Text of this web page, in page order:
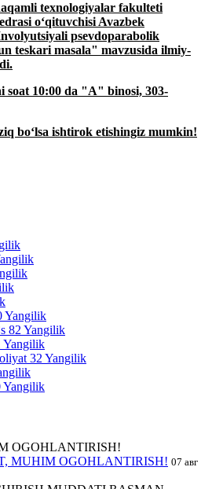
texnologiyalar fakulteti
o‘qituvchisi Avazbek
psevdoparabolik
teskari masala" mavzusida ilmiy-
soat 10:00 da "A" binosi, 303-
bo‘lsa ishtirok etishingiz mumkin!
Yangilik
82 Yangilik
Yangilik
32 Yangilik
Yangilik
MUHIM OGOHLANTIRISH! 07 авг